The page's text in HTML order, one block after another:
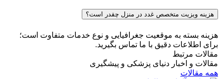
هزینه ویزیت متخصص غدد در منزل چقدر است؟
هزینه بسته به موقعیت جغرافیایی و نوع خدمات متفاوت است؛
برای اطلاعات دقیق با ما تماس بگیرید.
مقالات مرتبط
مقالات و اخبار دنیای پزشکی و پیشگیری
همه مقالات